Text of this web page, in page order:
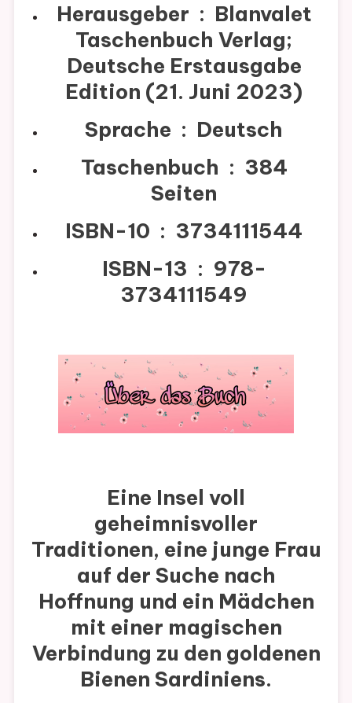
Herausgeber ‏ : ‎ Blanvalet
Taschenbuch Verlag;
Deutsche Erstausgabe
Edition (21. Juni 2023)
Sprache ‏ : ‎ Deutsch
Taschenbuch ‏ : ‎ 384
Seiten
ISBN-10 ‏ : ‎ 3734111544
ISBN-13 ‏ : ‎ 978-
3734111549
Eine Insel voll
geheimnisvoller
Traditionen, eine junge Frau
auf der Suche nach
Hoffnung und ein Mädchen
mit einer magischen
Verbindung zu den goldenen
Bienen Sardiniens.